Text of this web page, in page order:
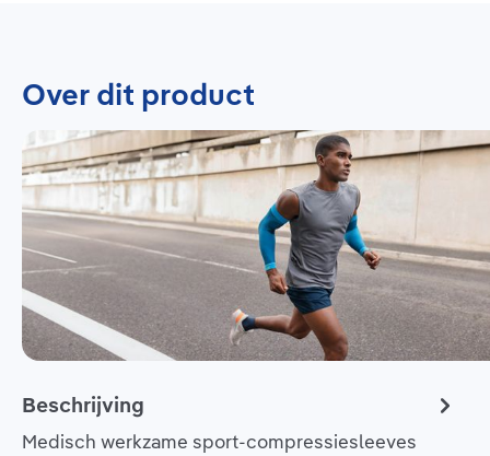
Over dit product
Beschrijving
Medisch werkzame sport-compressiesleeves